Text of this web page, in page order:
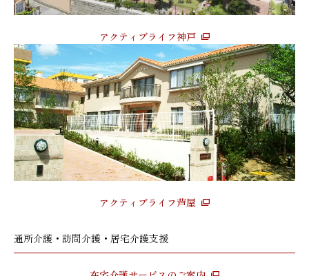
アクティブライフ神戸
アクティブライフ芦屋
通所介護・訪問介護・居宅介護支援